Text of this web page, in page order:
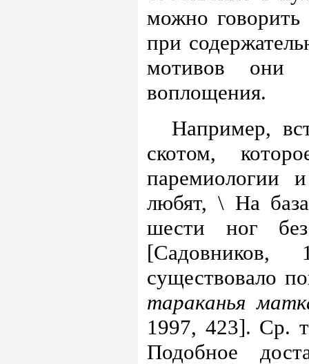
можно говорить
при
мотивов они
воплощения.
Например,
скотом,
паремиологии
любят, \ На
шести ног
существовало
тараканья
1997, 423]. Ср.
Подобное